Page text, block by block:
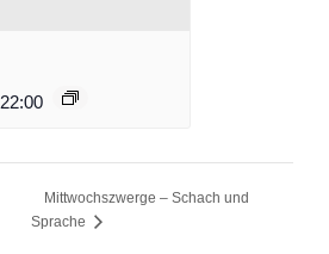
22:00
Mittwochszwerge – Schach und
Sprache